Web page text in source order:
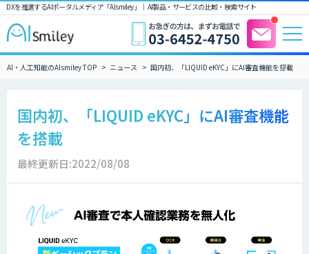
DXを推進するAIポータルメディア「AIsmiley」｜ AI製品・サービスの比較・検索サイト
AI・人工知能のAIsmiley TOP ニュース 国内初、「LIQUID eKYC」にAI審査機能を搭載
国内初、「LIQUID eKYC」にAI審査機能
を搭載
最終更新日:2022/08/08